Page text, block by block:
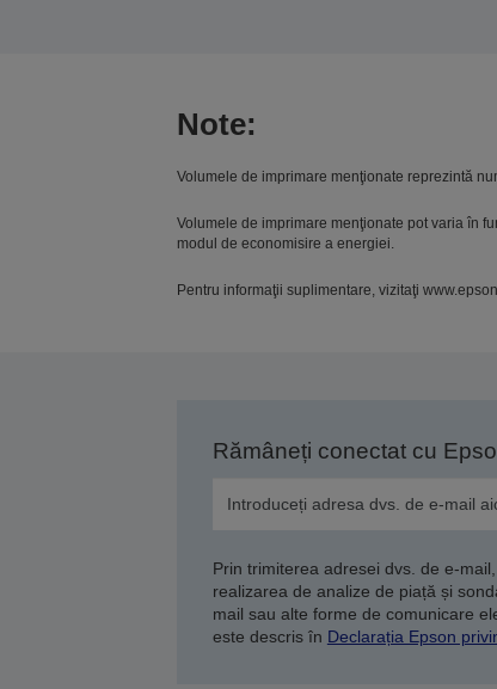
Note:
Volumele de imprimare menţionate reprezintă
Volumele de imprimare menţionate pot varia în
modul de economisire a energiei.
Pentru informaţii suplimentare, vizitaţi
Rămâneți conectat cu
Prin trimiterea adresei dvs. de e-
realizarea de analize de piață și
mail sau alte forme de comunicare
este descris în Declarația Epson